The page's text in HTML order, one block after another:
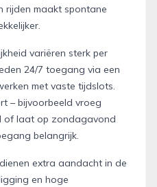
rijden maakt spontane
variëren sterk per
24/7 toegang via een
met vaste tijdslots.
– bijvoorbeeld vroeg
of laat op zondagavond
belangrijk.
extra aandacht in de
en hoge